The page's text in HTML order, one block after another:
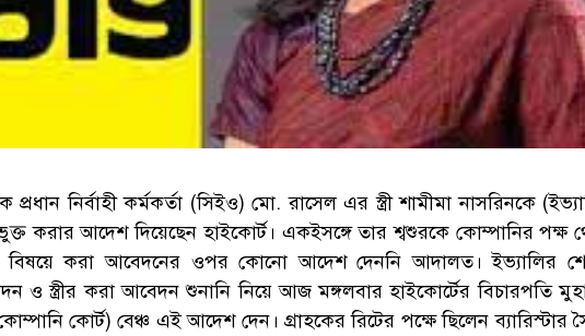
প্রধান নির্বাহী কর্মকর্তা (সিইও) মো. রাসেল এর স্ত্রী শামীমা নাসরিনকে
করার আদেশ দিয়েছেন হাইকোর্ট। একইসঙ্গে তার শ্বশুরকে কোম্পানির পক্ষ
বিষয়ে করা আবেদনের ওপর কোনো আদেশ দেননি আদালত। ইভ্যালির
ও স্ত্রীর করা আবেদন শুনানি নিয়ে আজ মঙ্গলবার হাইকোর্টের বিচারপতি
কোর্ট) বেঞ্চ এই আদেশ দেন। গ্রাহকের রিটের পক্ষে ছিলেন ব্যারিস্টার